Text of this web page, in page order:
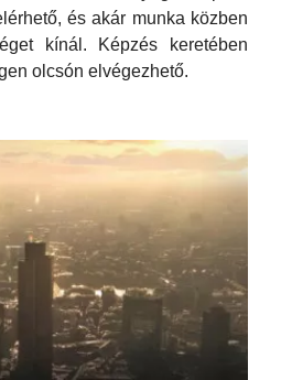
és akár munka közben
kínál. Képzés keretében
olcsón elvégezhető.